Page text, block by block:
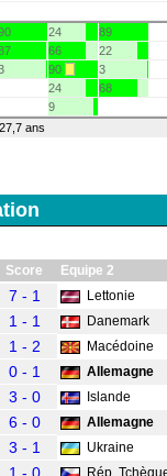
24
89
66
22
90
3
24
68
9
ans
Score
Equipe 2
7 - 1
Lettonie
1 - 1
Danemark
1 - 2
Macédoine
0 - 1
Allemagne
3 - 0
Islande
6 - 0
Allemagne
3 - 1
Ukraine
Rép.